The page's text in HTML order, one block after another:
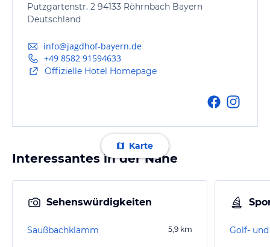
Putzgartenstr. 2 94133 Röhrnbach Bayern
Deutschland
info@jagdhof-bayern.de
+49 8582 91594633
Offizielle Hotel Homepage
Karte
Interessantes in der Nähe
Sehenswürdigkeiten
Saußbachklamm 5,9 km